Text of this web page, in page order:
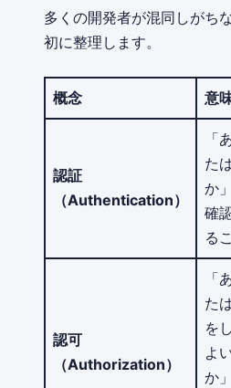
多くの開発者が混同しがち
初に整理します。
概念 意
認証
（Authentication）
「
た
か
確
る
認可
（Authorization）
「
た
を
よ
か